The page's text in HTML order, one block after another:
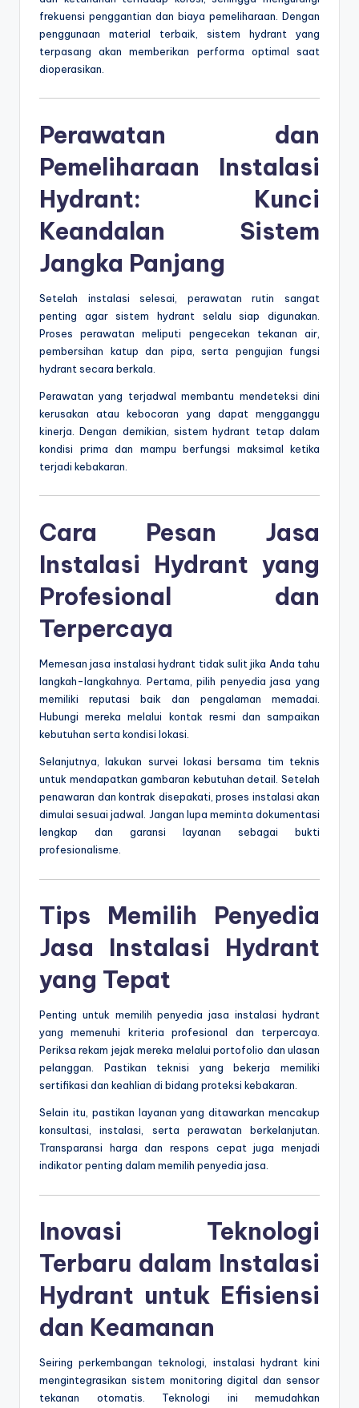
frekuensi penggantian dan biaya pemeliharaan. Dengan
penggunaan material terbaik, sistem hydrant yang
terpasang akan memberikan performa optimal saat
dioperasikan.
Perawatan dan
Pemeliharaan Instalasi
Hydrant: Kunci
Keandalan Sistem
Jangka Panjang
Setelah instalasi selesai, perawatan rutin sangat
penting agar sistem hydrant selalu siap digunakan.
Proses perawatan meliputi pengecekan tekanan air,
pembersihan katup dan pipa, serta pengujian fungsi
hydrant secara berkala.
Perawatan yang terjadwal membantu mendeteksi dini
kerusakan atau kebocoran yang dapat mengganggu
kinerja. Dengan demikian, sistem hydrant tetap dalam
kondisi prima dan mampu berfungsi maksimal ketika
terjadi kebakaran.
Cara Pesan Jasa
Instalasi Hydrant yang
Profesional dan
Terpercaya
Memesan jasa instalasi hydrant tidak sulit jika Anda tahu
langkah-langkahnya. Pertama, pilih penyedia jasa yang
memiliki reputasi baik dan pengalaman memadai.
Hubungi mereka melalui kontak resmi dan sampaikan
kebutuhan serta kondisi lokasi.
Selanjutnya, lakukan survei lokasi bersama tim teknis
untuk mendapatkan gambaran kebutuhan detail. Setelah
penawaran dan kontrak disepakati, proses instalasi akan
dimulai sesuai jadwal. Jangan lupa meminta dokumentasi
lengkap dan garansi layanan sebagai bukti
profesionalisme.
Tips Memilih Penyedia
Jasa Instalasi Hydrant
yang Tepat
Penting untuk memilih penyedia jasa instalasi hydrant
yang memenuhi kriteria profesional dan terpercaya.
Periksa rekam jejak mereka melalui portofolio dan ulasan
pelanggan. Pastikan teknisi yang bekerja memiliki
sertifikasi dan keahlian di bidang proteksi kebakaran.
Selain itu, pastikan layanan yang ditawarkan mencakup
konsultasi, instalasi, serta perawatan berkelanjutan.
Transparansi harga dan respons cepat juga menjadi
indikator penting dalam memilih penyedia jasa.
Inovasi Teknologi
Terbaru dalam Instalasi
Hydrant untuk Efisiensi
dan Keamanan
Seiring perkembangan teknologi, instalasi hydrant kini
mengintegrasikan sistem monitoring digital dan sensor
tekanan otomatis. Teknologi ini memudahkan